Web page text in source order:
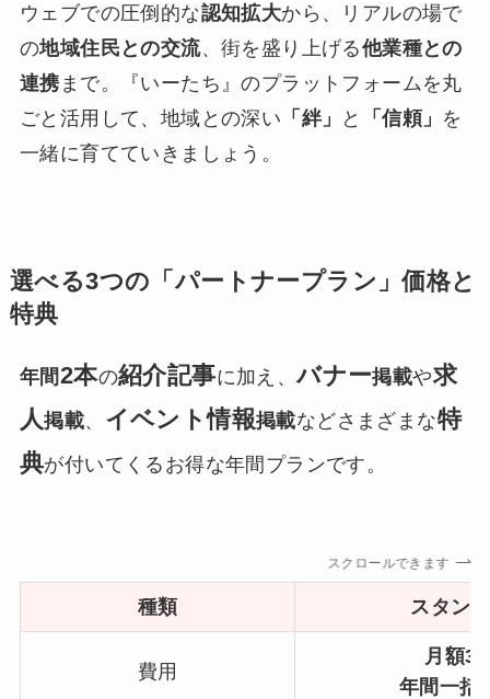
ウェブでの圧倒的な認知拡大から、リアルの場で
の地域住民との交流、街を盛り上げる他業種との
連携 まで。『いーたち』のプラットフォームを丸
ごと活用して、地域との深い 「絆」 と 「信頼」 を
一緒に育てていきましょう。
選べる3つの「パートナープラン」価格と
特典
年間2本の紹介記事に加え、バナー掲載や求
人掲載、 イベント情報掲載などさまざまな特
典が付いてくるお得な年間プランです。
スクロールできます
種類 スタン
費用
月額3
年間一括